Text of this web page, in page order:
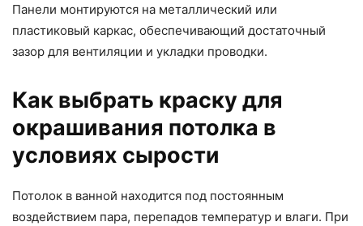
Панели монтируются на металлический или
пластиковый каркас, обеспечивающий достаточный
зазор для вентиляции и укладки проводки.
Как выбрать краску для
окрашивания потолка в
условиях сырости
Потолок в ванной находится под постоянным
воздействием пара, перепадов температур и влаги. При